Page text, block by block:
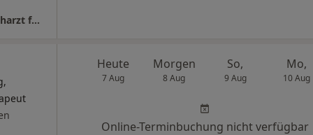
überörtl. Praxis Dr.med. Thomas Pressel Facharzt für Orthopädie und Unfallchirurgie
Heute
7 Aug
Morgen
8 Aug
So,
9 Aug
Mo,
10 Aug
Online-Terminbuchung nicht verfügbar